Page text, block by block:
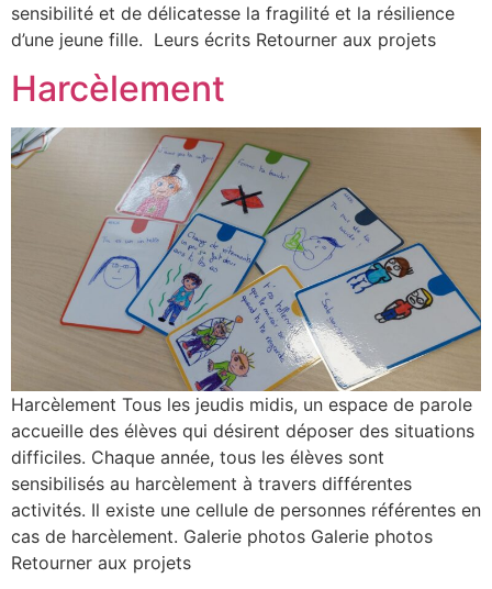
sensibilité et de délicatesse la fragilité et la résilience
d’une jeune fille. Leurs écrits Retourner aux projets
Harcèlement
Harcèlement Tous les jeudis midis, un espace de parole
accueille des élèves qui désirent déposer des situations
difficiles. Chaque année, tous les élèves sont
sensibilisés au harcèlement à travers différentes
activités. Il existe une cellule de personnes référentes en
cas de harcèlement. Galerie photos Galerie photos
Retourner aux projets